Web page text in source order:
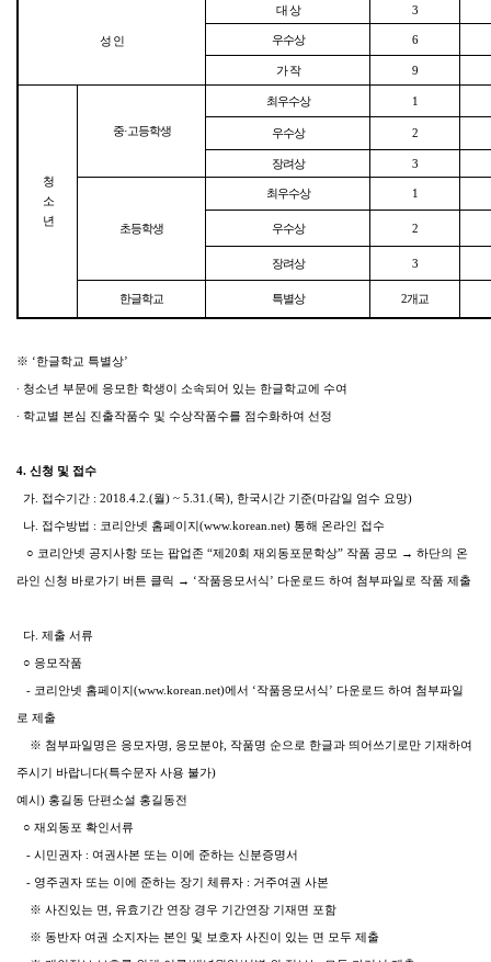
성 인
대 상 3
우수상 6
가 작 9
청
소
년
중·고등학생
최우수상 1
우수상 2
장려상 3
초등학생
최우수상 1
우수상 2
장려상 3
한글학교 특별상 2개교
※ ‘한글학교 특별상’
∙ 청소년 부문에 응모한 학생이 소속되어 있는 한글학교에 수여
∙ 학교별 본심 진출작품수 및 수상작품수를 점수화하여 선정
4. 신청 및 접수
가. 접수기간 : 2018.4.2.(월) ~ 5.31.(목), 한국시간 기준(마감일 엄수 요망)
나. 접수방법 : 코리안넷 홈페이지(www.korean.net) 통해 온라인 접수
○ 코리안넷 공지사항 또는 팝업존 “제20회 재외동포문학상” 작품 공모 → 하단의 온
라인 신청 바로가기 버튼 클릭 → ‘작품응모서식’ 다운로드 하여 첨부파일로 작품 제출
다. 제출 서류
○ 응모작품
- 코리안넷 홈페이지(www.korean.net)에서 ‘작품응모서식’ 다운로드 하여 첨부파일
로 제출
※ 첨부파일명은 응모자명, 응모분야, 작품명 순으로 한글과 띄어쓰기로만 기재하여
주시기 바랍니다(특수문자 사용 불가)
예시) 홍길동 단편소설 홍길동전
○ 재외동포 확인서류
- 시민권자 : 여권사본 또는 이에 준하는 신분증명서
- 영주권자 또는 이에 준하는 장기 체류자 : 거주여권 사본
※ 사진있는 면, 유효기간 연장 경우 기간연장 기재면 포함
※ 동반자 여권 소지자는 본인 및 보호자 사진이 있는 면 모두 제출